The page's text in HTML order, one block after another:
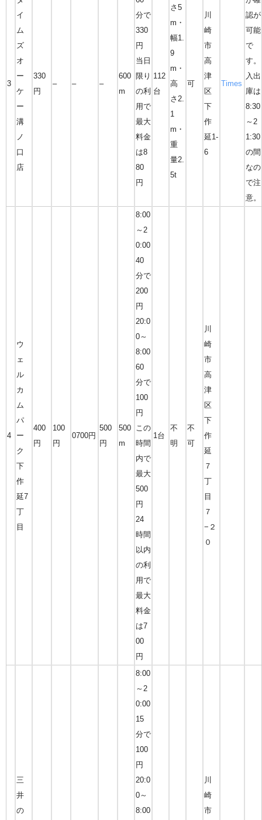
3
イ
ム
ズ
オ
ー
ケ
ー
溝
ノ
口
店
330
円
– – –
600
m
分で
330
円
当日
限り
の利
用で
最大
料金
は8
80
円
112
台
さ5
m・
幅1.
9
m・
高
さ2.
1
m・
重
量2.
5t
可
川
崎
市
高
津
区
下
作
延1-
6
Times
認が
可能
で
す。
入出
庫は
8:30
～2
1:30
の間
なの
で注
意。
4
ウ
ェ
ル
カ
ム
パ
ー
ク
下
作
延7
丁
目
400
円
100
円
0700円
500
円
500
m
8:00
～2
0:00
40
分で
200
円
20:0
0～
8:00
60
分で
100
円
この
時間
内で
最大
500
円
24
時間
以内
の利
用で
最大
料金
は7
00
円
1台
不
明
不
可
川
崎
市
高
津
区
下
作
延
７
丁
目
７
−２
０
三
井
の
8:00
～2
0:00
15
分で
100
円
20:0
0～
8:00
川
崎
市